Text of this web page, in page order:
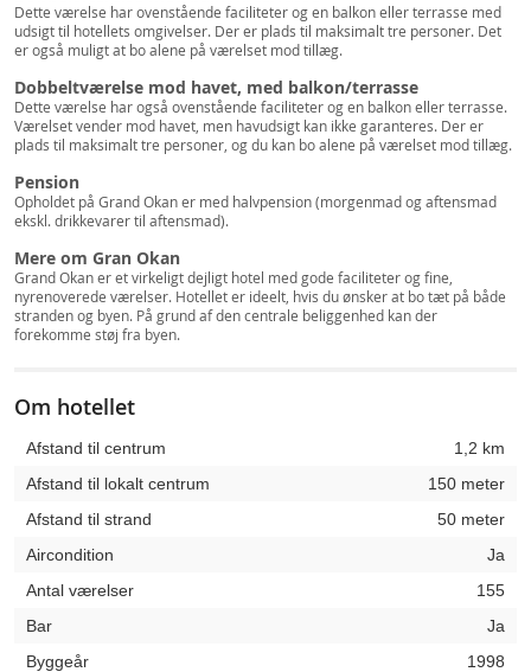
Dette værelse har ovenstående faciliteter og en balkon eller terrasse med
udsigt til hotellets omgivelser. Der er plads til maksimalt tre personer. Det
er også muligt at bo alene på værelset mod tillæg.
Dobbeltværelse mod havet, med balkon/terrasse
Dette værelse har også ovenstående faciliteter og en balkon eller terrasse.
Værelset vender mod havet, men havudsigt kan ikke garanteres. Der er
plads til maksimalt tre personer, og du kan bo alene på værelset mod tillæg.
Pension
Opholdet på Grand Okan er med halvpension (morgenmad og aftensmad
ekskl. drikkevarer til aftensmad).
Mere om Gran Okan
Grand Okan er et virkeligt dejligt hotel med gode faciliteter og fine,
nyrenoverede værelser. Hotellet er ideelt, hvis du ønsker at bo tæt på både
stranden og byen. På grund af den centrale beliggenhed kan der
forekomme støj fra byen.
Om hotellet
Afstand til centrum
1,2 km
Afstand til lokalt centrum
150 meter
Afstand til strand
50 meter
Aircondition
Ja
Antal værelser
155
Bar
Ja
Byggeår
1998